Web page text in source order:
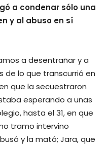
a condenar sólo una
y al abuso en sí
a desentrañar y a
lo que transcurrió en
que la secuestraron
esperando a unas
hasta el 31, en que
tramo intervino
y la mató; Jara, que